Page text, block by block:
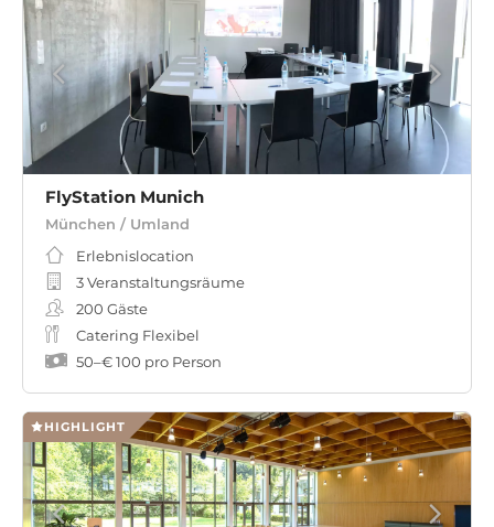
FlyStation Munich
München / Umland
Erlebnislocation
3 Veranstaltungsräume
200 Gäste
Catering Flexibel
50–€ 100 pro Person
HIGHLIGHT